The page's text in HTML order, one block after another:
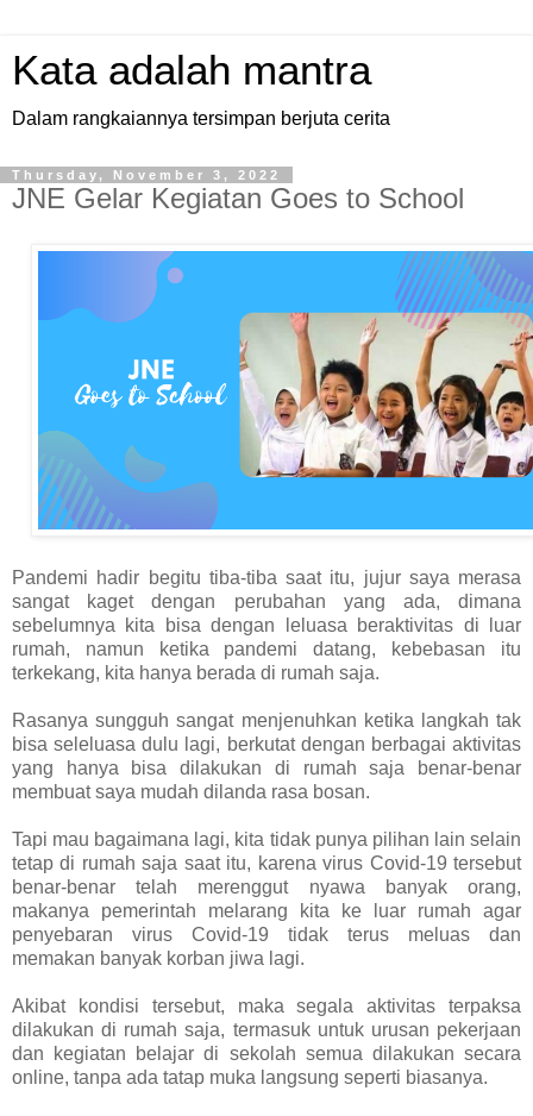
Kata adalah mantra
Dalam rangkaiannya tersimpan berjuta cerita
Thursday, November 3, 2022
JNE Gelar Kegiatan Goes to School
Pandemi hadir begitu tiba-tiba saat itu, jujur saya merasa
sangat kaget dengan perubahan yang ada, dimana
sebelumnya kita bisa dengan leluasa beraktivitas di luar
rumah, namun ketika pandemi datang, kebebasan itu
terkekang, kita hanya berada di rumah saja.
Rasanya sungguh sangat menjenuhkan ketika langkah tak
bisa seleluasa dulu lagi, berkutat dengan berbagai aktivitas
yang hanya bisa dilakukan di rumah saja benar-benar
membuat saya mudah dilanda rasa bosan.
Tapi mau bagaimana lagi, kita tidak punya pilihan lain selain
tetap di rumah saja saat itu, karena virus Covid-19 tersebut
benar-benar telah merenggut nyawa banyak orang,
makanya pemerintah melarang kita ke luar rumah agar
penyebaran virus Covid-19 tidak terus meluas dan
memakan banyak korban jiwa lagi.
Akibat kondisi tersebut, maka segala aktivitas terpaksa
dilakukan di rumah saja, termasuk untuk urusan pekerjaan
dan kegiatan belajar di sekolah semua dilakukan secara
online, tanpa ada tatap muka langsung seperti biasanya.